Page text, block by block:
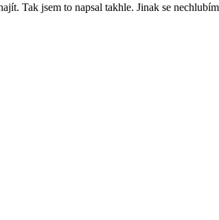
Tak jsem to napsal takhle. Jinak se